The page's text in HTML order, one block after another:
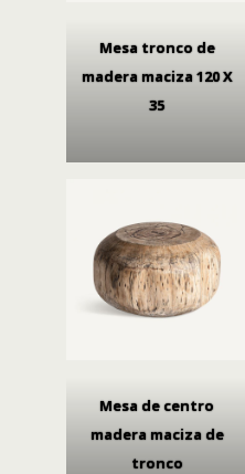
Mesa tronco de
madera maciza 120 X
35
Mesa de centro
madera maciza de
tronco